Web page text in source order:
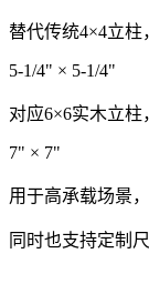
替代传统4×4立
5-1/4" × 5-1/4"
对应6×6实木立
7" × 7"
用于高承载场景
同时也支持定制